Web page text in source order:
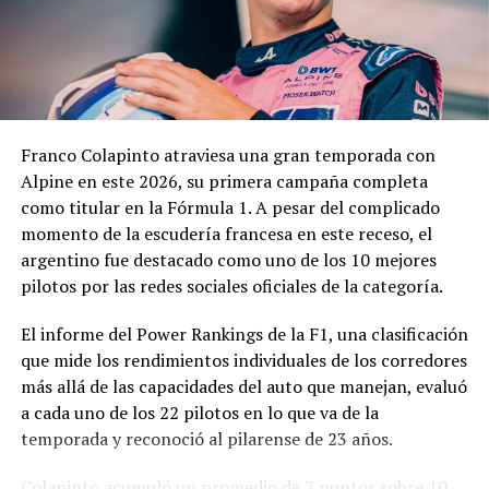
En los fundamentos de la resolución se señala que la
complejidad y trascendencia de la solicitud hacen
necesario un estudio integral de la documentación
modificación vinculada a la composición societaria de la
empresa que obtuvo la concesión.
La novedad se conoce mientras la concesión del Minella
continúa envuelta en una delicadísima situación
jurídica. El proceso mediante el cual Minella Stadium
busca determinar si existieron irregularidades en la
licitación impulsada por el Municipio.
La causa, que avanza en la Justicia, derivó en
cuestionamientos de distintos sectores políticos y en
Franco Colapinto atraviesa una gran temporada con
Alpine en este 2026, su primera campaña completa
como titular en la Fórmula 1. A pesar del complicado
momento de la escudería francesa en este receso, el
argentino fue destacado como uno de los 10 mejores
pilotos por las redes sociales oficiales de la categoría.
El informe del Power Rankings de la F1, una clasificación
que mide los rendimientos individuales de los corredores
más allá de las capacidades del auto que manejan, evaluó
a cada uno de los 22 pilotos en lo que va de la
temporada y reconoció al pilarense de 23 años.